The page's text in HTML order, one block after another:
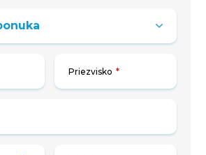
Priezvisko *